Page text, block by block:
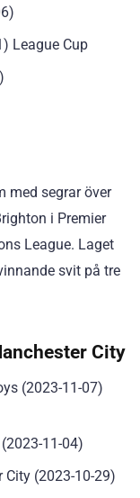
League Cup
med segrar över
i Premier
League. Laget
svit på tre
City
(2023-11-07)
11-04)
City (2023-10-29)